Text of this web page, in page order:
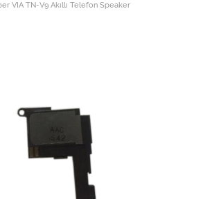
VIA TN-V9 Akıllı Telefon Speaker